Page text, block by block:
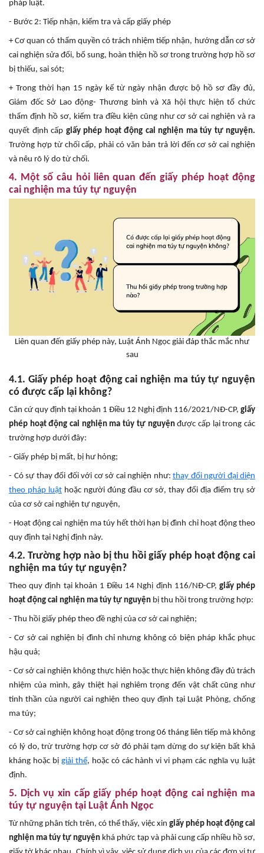
pháp luật.
- Bước 2: Tiếp nhận, kiểm tra và cấp giấy phép
+ Cơ quan có thẩm quyền có trách nhiệm tiếp nhận, hướng dẫn cơ sở
cai nghiện sửa đổi, bổ sung, hoàn thiện hồ sơ trong trường hợp hồ sơ
bị thiếu, sai sót;
+ Trong thời hạn 15 ngày kể từ ngày nhận được bộ hồ sơ đầy đủ,
Giám đốc Sở Lao động- Thương binh và Xã hội thực hiện tổ chức
thẩm định hồ sơ, kiểm tra điều kiện cũng như cơ sở cai nghiện và ra
quyết định cấp giấy phép hoạt động cai nghiện ma túy tự nguyện.
Trường hợp từ chối cấp, phải có văn bản trả lời đến cơ sở cai nghiện
và nêu rõ lý do từ chối.
4. Một số câu hỏi liên quan đến giấy phép hoạt động
cai nghiện ma túy tự nguyện
Liên quan đến giấy phép này, Luật Ánh Ngọc giải đáp thắc mắc như
sau
4.1. Giấy phép hoạt động cai nghiện ma túy tự nguyện
có được cấp lại không?
Căn cứ quy định tại khoản 1 Điều 12 Nghị định 116/2021/NĐ-CP, giấy
phép hoạt động cai nghiện ma túy tự nguyệnđược cấp lại trong các
trường hợp dưới đây:
- Giấy phép bị mất, bị hư hỏng;
- Có sự thay đổi đối với cơ sở cai nghiện như: thay đổi người đại diện
theo pháp luật hoặc người đúng đầu cơ sở, thay đổi địa điểm trụ sở
của cơ sở cai nghiện tự nguyện,
- Hoạt động cai nghiện ma túy hết thời hạn bị đình chỉ hoạt động theo
quy định tại Nghị định này.
4.2. Trường hợp nào bị thu hồi giấy phép hoạt động cai
nghiện ma túy tự nguyện?
Theo quy định tại khoản 1 Điều 14 Nghị định 116/NĐ-CP, giấy phép
hoạt động cai nghiện ma túy tự nguyện bị thu hồi trong trường hợp:
- Thu hồi giấy phép theo đề nghị của cơ sở cai nghiện;
- Cơ sở cai nghiện bị đình chỉ nhưng không có biện pháp khắc phục
hậu quả;
- Cơ sở cai nghiện không thực hiện hoặc thực hiện không đầy đủ trách
nhiệm của mình, gây thiệt hại nghiêm trọng đến vật chất cũng như
tinh thần của người cai nghiện theo quy định tại Luật Phòng, chống
ma túy;
- Cơ sở cai nghiện không hoạt động trong 06 tháng liên tiếp mà không
có lý do, trừ trường hợp cơ sở đó phải tạm dừng do sự kiện bất khả
kháng hoặc bị giải thể, hoặc có các hành vi vi phạm các nghĩa vụ luật
định.
5. Dịch vụ xin cấp giấy phép hoạt động cai nghiện ma
túy tự nguyện tại Luật Ánh Ngọc
Từ những phân tích trên, có thể thấy, việc xin giấy phép hoạt động cai
nghiện ma túy tự nguyện khá phức tạp và phải cung cấp nhiều hồ sơ,